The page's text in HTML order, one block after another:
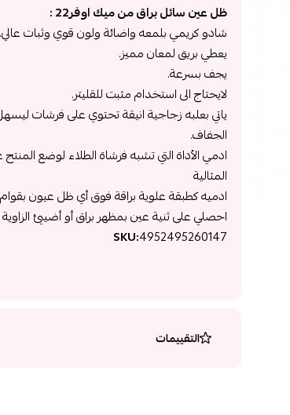
ظل عين سائل براق من ميك اوفر22 :
شادو كريمي بلمعه واضائة ولون قوي وثبات عالي.
يعطي بريق لمعان مميز.
يجف بسرعة.
لايحتاج الى استخدام مثبت للقليتر.
ياتي بعلبه زجاجية انيقة تحتوي على فرشات
الجفاف.
ادمي الأداة التي تشبه فرشاة الطلاء لوضع
المثالية
ادميه كطبقة علوية براقة فوق أي ظل عيون
احصلي على ثنية عين بمظهر براق أو أضيئي
SKU:4952495260147
التقييمات